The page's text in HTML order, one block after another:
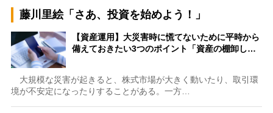
藤川里絵「さあ、投資を始めよう！」
【資産運用】大災害時に慌てないために平時から
備えておきたい3つのポイント「資産の棚卸し…
大規模な災害が起きると、株式市場が大きく動いたり、取引環
境が不安定になったりすることがある。一方…